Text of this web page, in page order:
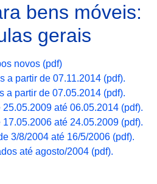
bens móveis:
gerais
novos (pdf)
a partir de 07.11.2014 (pdf).
a partir de 07.05.2014 (pdf).
até 06.05.2014 (pdf).
até 24.05.2009 (pdf).
3/8/2004 até 16/5/2006 (pdf).
até agosto/2004 (pdf).